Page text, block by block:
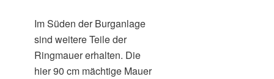
Im Süden der Burganlage
sind weitere Teile der
Ringmauer erhalten. Die
hier 90 cm mächtige Mauer